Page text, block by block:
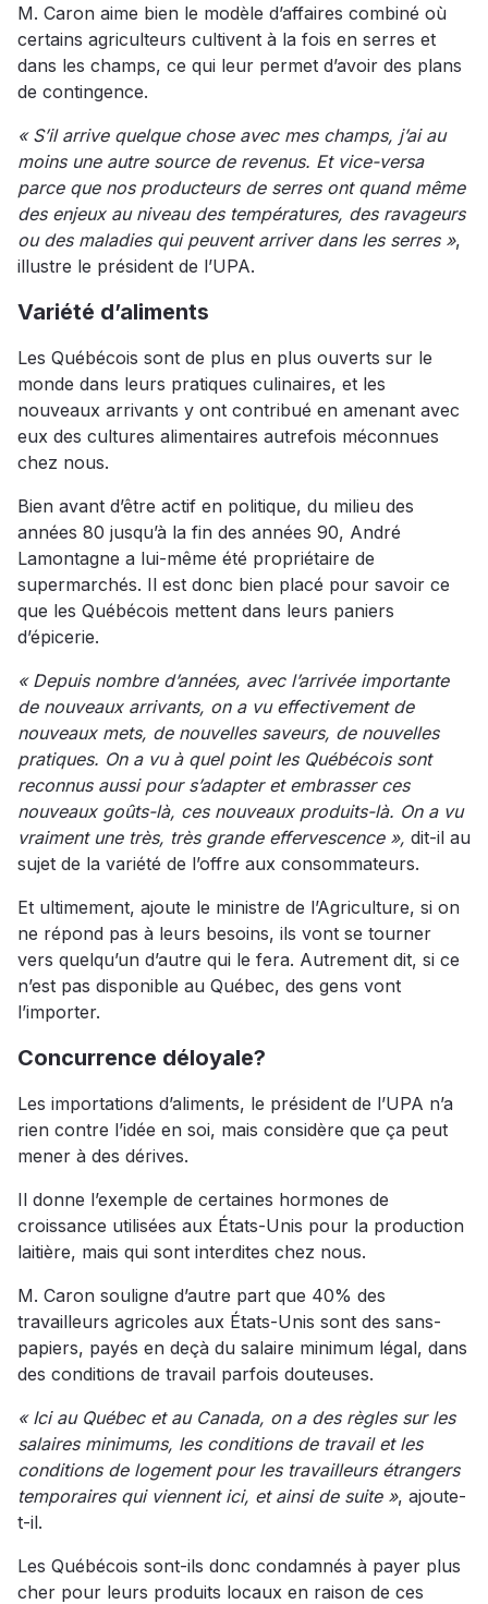
M. Caron aime bien le modèle d’affaires combiné où
certains agriculteurs cultivent à la fois en serres et
dans les champs, ce qui leur permet d’avoir des plans
de contingence.
« S’il arrive quelque chose avec mes champs, j’ai au
moins une autre source de revenus. Et vice-versa
parce que nos producteurs de serres ont quand même
des enjeux au niveau des températures, des ravageurs
ou des maladies qui peuvent arriver dans les serres »,
illustre le président de l’UPA.
Variété d’aliments
Les Québécois sont de plus en plus ouverts sur le
monde dans leurs pratiques culinaires, et les
nouveaux arrivants y ont contribué en amenant avec
eux des cultures alimentaires autrefois méconnues
chez nous.
Bien avant d’être actif en politique, du milieu des
années 80 jusqu’à la fin des années 90, André
Lamontagne a lui-même été propriétaire de
supermarchés. Il est donc bien placé pour savoir ce
que les Québécois mettent dans leurs paniers
d’épicerie.
« Depuis nombre d’années, avec l’arrivée importante
de nouveaux arrivants, on a vu effectivement de
nouveaux mets, de nouvelles saveurs, de nouvelles
pratiques. On a vu à quel point les Québécois sont
reconnus aussi pour s’adapter et embrasser ces
nouveaux goûts-là, ces nouveaux produits-là. On a vu
vraiment une très, très grande effervescence », dit-il au
sujet de la variété de l’offre aux consommateurs.
Et ultimement, ajoute le ministre de l’Agriculture, si on
ne répond pas à leurs besoins, ils vont se tourner
vers quelqu’un d’autre qui le fera. Autrement dit, si ce
n’est pas disponible au Québec, des gens vont
l’importer.
Concurrence déloyale?
Les importations d’aliments, le président de l’UPA n’a
rien contre l’idée en soi, mais considère que ça peut
mener à des dérives.
Il donne l’exemple de certaines hormones de
croissance utilisées aux États-Unis pour la production
laitière, mais qui sont interdites chez nous.
M. Caron souligne d’autre part que 40% des
travailleurs agricoles aux États-Unis sont des sans-
papiers, payés en deçà du salaire minimum légal, dans
des conditions de travail parfois douteuses.
« Ici au Québec et au Canada, on a des règles sur les
salaires minimums, les conditions de travail et les
conditions de logement pour les travailleurs étrangers
temporaires qui viennent ici, et ainsi de suite », ajoute-
t-il.
Les Québécois sont-ils donc condamnés à payer plus
cher pour leurs produits locaux en raison de ces